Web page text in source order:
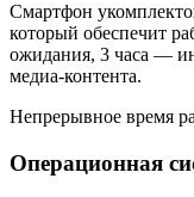
Смартфон
который обеспечит
ожидания, 3 часа —
медиа-контента.
Непрерывное время
Операционная